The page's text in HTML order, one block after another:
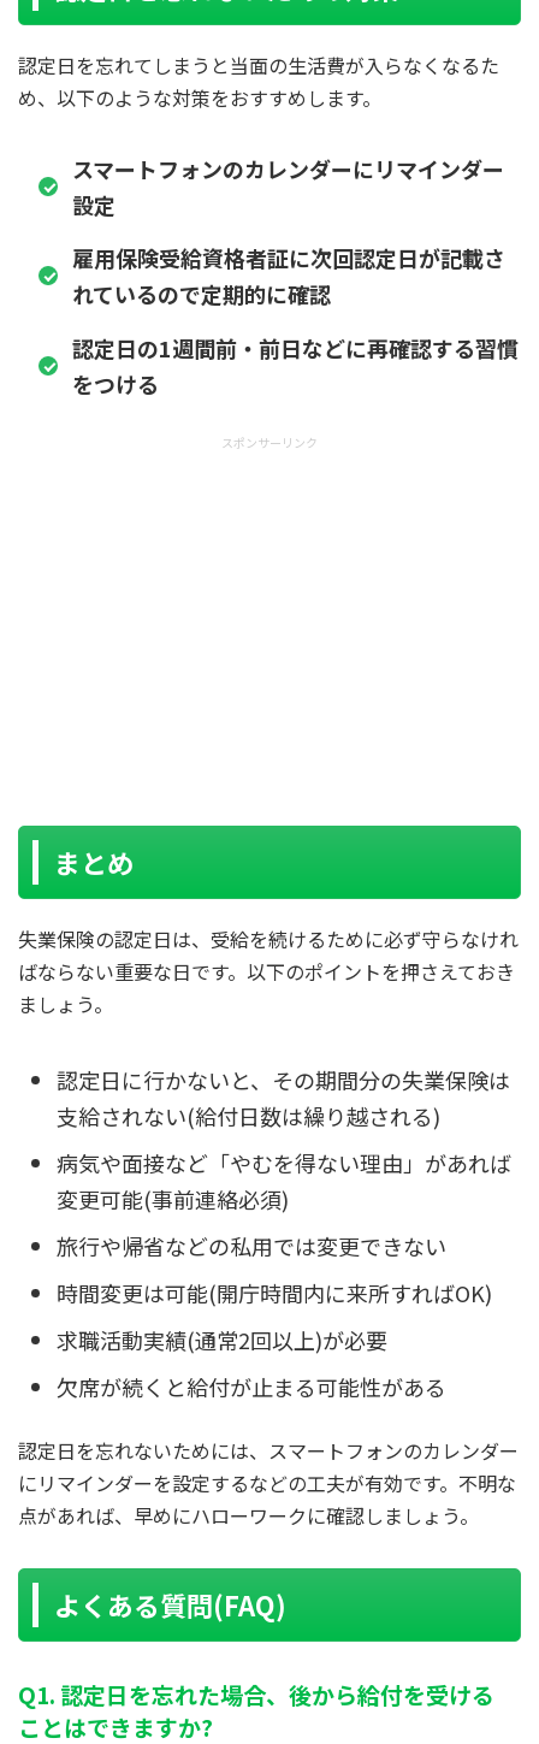
認定日を忘れてしまうと当面の生活費が入らなくなるた
め、以下のような対策をおすすめします。
スマートフォンのカレンダーにリマインダー
設定
雇用保険受給資格者証に次回認定日が記載さ
れているので定期的に確認
認定日の1週間前・前日などに再確認する習慣
をつける
スポンサーリンク
まとめ
失業保険の認定日は、受給を続けるために必ず守らなけれ
ばならない重要な日です。以下のポイントを押さえておき
ましょう。
認定日に行かないと、その期間分の失業保険は
支給されない(給付日数は繰り越される)
病気や面接など「やむを得ない理由」があれば
変更可能(事前連絡必須)
旅行や帰省などの私用では変更できない
時間変更は可能(開庁時間内に来所すればOK)
求職活動実績(通常2回以上)が必要
欠席が続くと給付が止まる可能性がある
認定日を忘れないためには、スマートフォンのカレンダー
にリマインダーを設定するなどの工夫が有効です。不明な
点があれば、早めにハローワークに確認しましょう。
よくある質問(FAQ)
Q1. 認定日を忘れた場合、後から給付を受ける
ことはできますか?